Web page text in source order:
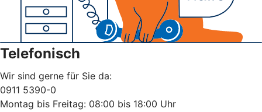
Telefonisch
Wir sind gerne für Sie da:
0911 5390-0
Montag bis Freitag: 08:00 bis 18:00 Uhr